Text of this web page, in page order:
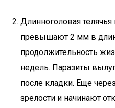
Длинноголовая
превышают 2 мм в
продолжительность
недель. Паразиты
после кладки. Еще
зрелости и начинают